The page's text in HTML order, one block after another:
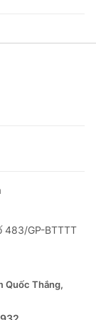
483/GP-BTTTT
Quốc Thắng,